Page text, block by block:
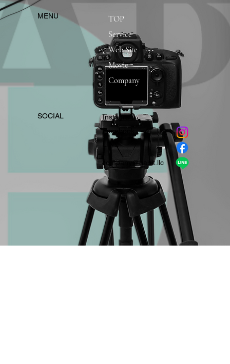
​MENU
TOP
Service
Web Site
Movie
Company
​SOCIAL
Instagram
​Facebook
company＠habit.llc